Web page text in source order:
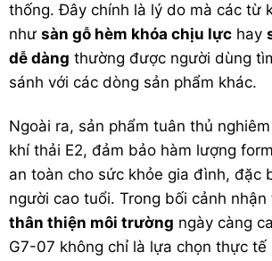
thống. Đây chính là lý do mà các từ
như sàn gỗ hèm khóa chịu lực hay
dễ dàng thường được người dùng
sánh với các dòng sản phẩm khác.
Ngoài ra, sản phẩm tuân thủ
khí thải E2, đảm bảo hàm lượng
an toàn cho sức khỏe gia đình, đặc
người cao tuổi. Trong bối cảnh nhận
thân thiện môi trường ngày càng
G7-07 không chỉ là lựa chọn thực tế